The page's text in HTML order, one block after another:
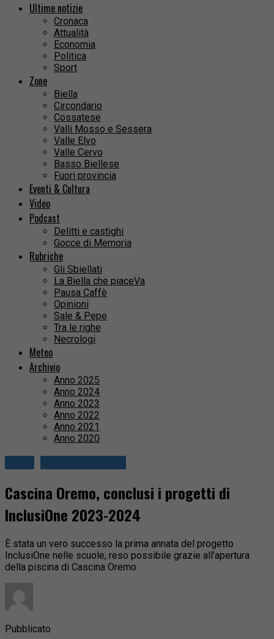
Ultime notizie
Cronaca
Attualità
Economia
Politica
Sport
Zone
Biella
Circondario
Cossatese
Valli Mosso e Sessera
Valle Elvo
Valle Cervo
Basso Biellese
Fuori provincia
Eventi & Cultura
Video
Podcast
Delitti e castighi
Gocce di Memoria
Rubriche
Gli Sbiellati
La Biella che piaceVa
Pausa Caffè
Opinioni
Sale & Pepe
Tra le righe
Necrologi
Meteo
Archivio
Anno 2025
Anno 2024
Anno 2023
Anno 2022
Anno 2021
Anno 2020
Cascina Oremo, conclusi i progetti di
InclusiOne 2023-2024
È stata un vero successo la prima annata del progetto
InclusiOne nelle scuole, reso possibile grazie all’apertura
della piscina di Cascina Oremo
Pubblicato